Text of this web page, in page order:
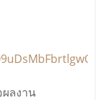
ลงาน